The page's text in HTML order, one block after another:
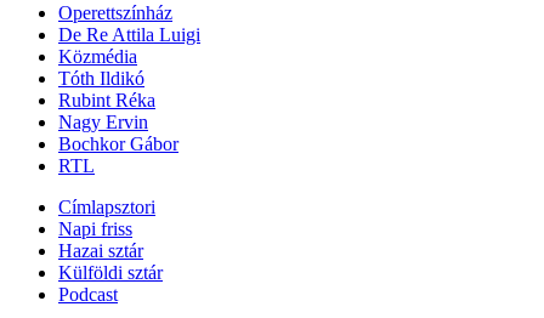
Operettszínház
De Re Attila Luigi
Közmédia
Tóth Ildikó
Rubint Réka
Nagy Ervin
Bochkor Gábor
RTL
Címlapsztori
Napi friss
Hazai sztár
Külföldi sztár
Podcast